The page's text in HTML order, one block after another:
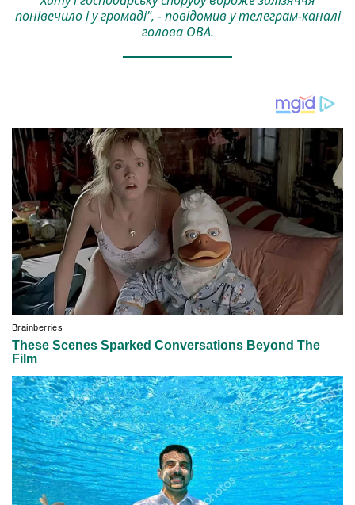
понівечило і у громаді", - повідомив у телеграм-каналі
голова ОВА.